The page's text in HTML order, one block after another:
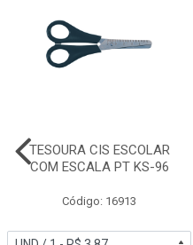
TESOURA CIS ESCOLAR
COM ESCALA PT KS-96
Código: 16913